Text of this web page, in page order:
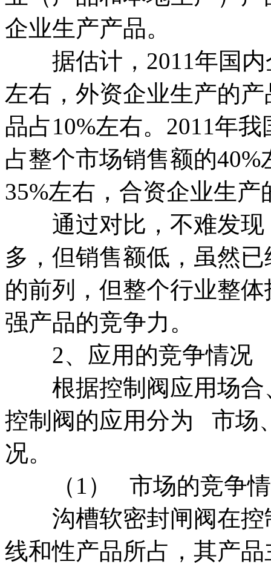
企业生产产品。
据估计，2011年国内
左右，外资企业生产的
品占10%左右。2011年
占整个市场销售额的
35%左右，合资企业生产
通过对比，不难发现
多，但销售额低，虽然
的前列，但整个行业整
强产品的竞争力。
2、应用的竞争情况
根据控制阀应用场合
控制阀的应用分为 市场
况。
（1） 市场的竞争
沟槽软密封闸阀在控
线和性产品所占，其产